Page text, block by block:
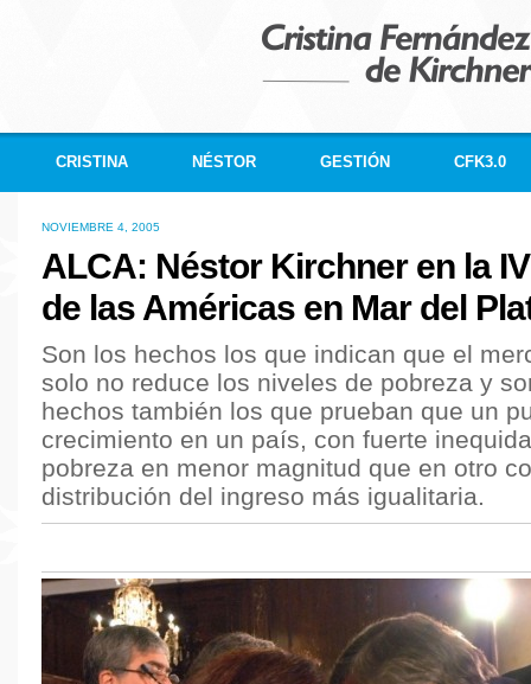
CRISTINA NÉSTOR GESTIÓN CFK3.0
NOVIEMBRE 4, 2005
ALCA: Néstor Kirchner en la
de las Américas en Mar del
Son los hechos los que indican que el
solo no reduce los niveles de pobreza y
hechos también los que prueban que un
crecimiento en un país, con fuerte
pobreza en menor magnitud que en otro
distribución del ingreso más igualitaria.